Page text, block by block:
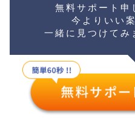
無料サポート申
今よりいい
一緒に見つけてみ